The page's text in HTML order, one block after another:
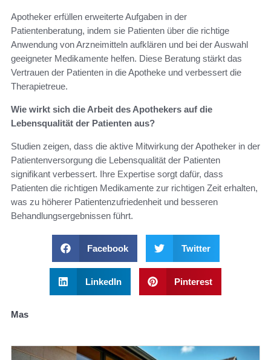
Apotheker erfüllen erweiterte Aufgaben in der
Patientenberatung, indem sie Patienten über die richtige
Anwendung von Arzneimitteln aufklären und bei der Auswahl
geeigneter Medikamente helfen. Diese Beratung stärkt das
Vertrauen der Patienten in die Apotheke und verbessert die
Therapietreue.
Wie wirkt sich die Arbeit des Apothekers auf die
Lebensqualität der Patienten aus?
Studien zeigen, dass die aktive Mitwirkung der Apotheker in der
Patientenversorgung die Lebensqualität der Patienten
signifikant verbessert. Ihre Expertise sorgt dafür, dass
Patienten die richtigen Medikamente zur richtigen Zeit erhalten,
was zu höherer Patientenzufriedenheit und besseren
Behandlungsergebnissen führt.
Facebook Twitter
LinkedIn Pinterest
Mas